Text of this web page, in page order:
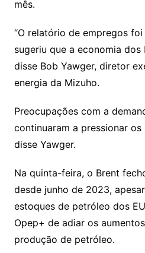
mês.
“O relatório de empregos
sugeriu que a economia dos
disse Bob Yawger, diretor
energia da Mizuho.
Preocupações com a
continuaram a pressionar
disse Yawger.
Na quinta-feira, o Brent
desde junho de 2023,
estoques de petróleo dos
Opep+ de adiar os
produção de petróleo.